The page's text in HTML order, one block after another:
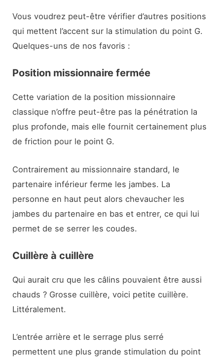
Vous voudrez peut-être vérifier d’autres positions
qui mettent l’accent sur la stimulation du point G.
Quelques-uns de nos favoris :
Position missionnaire fermée
Cette variation de la position missionnaire
classique n’offre peut-être pas la pénétration la
plus profonde, mais elle fournit certainement plus
de friction pour le point G.
Contrairement au missionnaire standard, le
partenaire inférieur ferme les jambes. La
personne en haut peut alors chevaucher les
jambes du partenaire en bas et entrer, ce qui lui
permet de se serrer les coudes.
Cuillère à cuillère
Qui aurait cru que les câlins pouvaient être aussi
chauds ? Grosse cuillère, voici petite cuillère.
Littéralement.
L’entrée arrière et le serrage plus serré
permettent une plus grande stimulation du point